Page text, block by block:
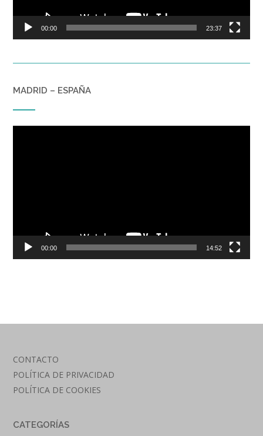
00:00 23:37
MADRID – ESPAÑA
00:00 14:52
CONTACTO
POLÍTICA DE PRIVACIDAD
POLÍTICA DE COOKIES
CATEGORÍAS